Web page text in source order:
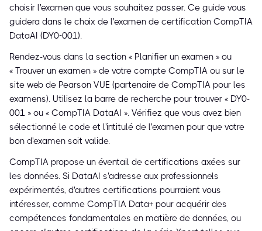
choisir l'examen que vous souhaitez passer. Ce guide vous
guidera dans le choix de l'examen de certification CompTIA
DataAI (DY0-001).
Rendez-vous dans la section « Planifier un examen » ou
« Trouver un examen » de votre compte CompTIA ou sur le
site web de Pearson VUE (partenaire de CompTIA pour les
examens). Utilisez la barre de recherche pour trouver « DY0-
001 » ou « CompTIA DataAI ». Vérifiez que vous avez bien
sélectionné le code et l'intitulé de l'examen pour que votre
bon d'examen soit valide.
CompTIA propose un éventail de certifications axées sur
les données. Si DataAI s'adresse aux professionnels
expérimentés, d'autres certifications pourraient vous
intéresser, comme CompTIA Data+ pour acquérir des
compétences fondamentales en matière de données, ou